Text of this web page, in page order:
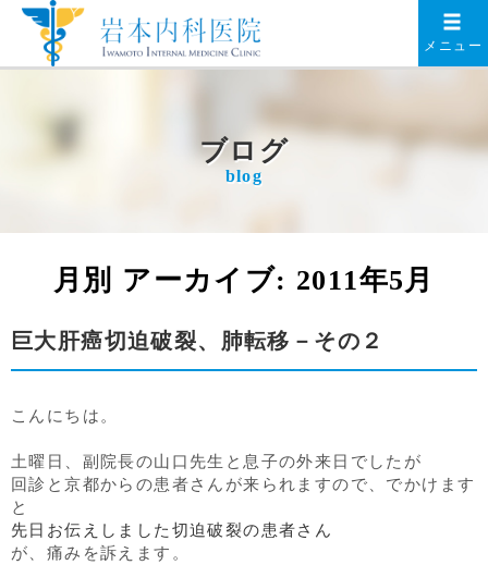
メニュー
ブログ
blog
月別 アーカイブ: 2011年5月
巨大肝癌切迫破裂、肺転移－その２
こんにちは。
土曜日、副院長の山口先生と息子の外来日でしたが
回診と京都からの患者さんが来られますので、でかけます
と
先日お伝えしました切迫破裂の患者さん
が、痛みを訴えます。